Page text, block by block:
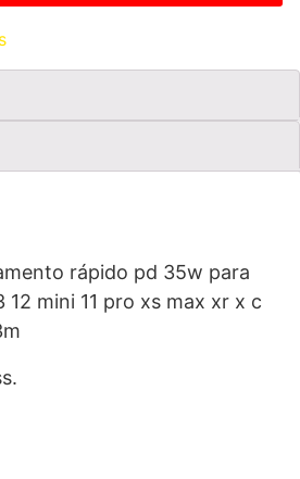
rápido pd 35w para
12 mini 11 pro xs max xr x c